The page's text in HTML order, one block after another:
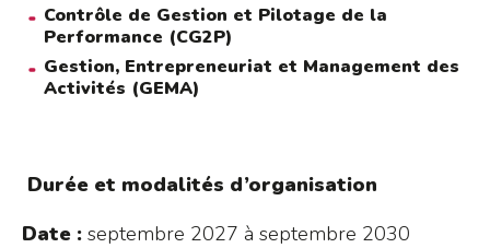
Contrôle de Gestion et Pilotage de la
Performance (CG2P)
Gestion, Entrepreneuriat et Management des
Activités (GEMA)
Durée et modalités d’organisation
Date : septembre 2027 à septembre 2030